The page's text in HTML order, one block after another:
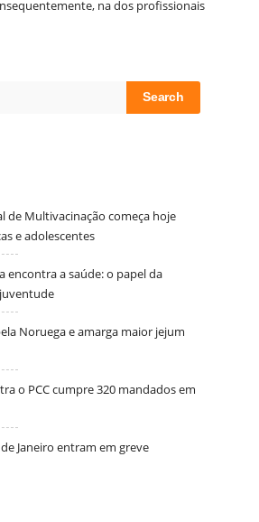
na dos profissionais
de Multivacinação começa hoje
e adolescentes
encontra a saúde: o papel da
Noruega e amarga maior jejum
o PCC cumpre 320 mandados em
Janeiro entram em greve